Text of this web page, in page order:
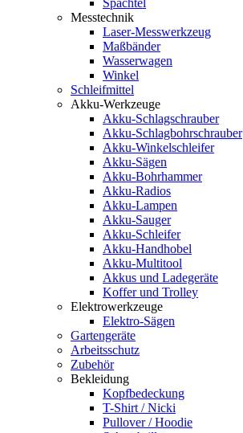
Spachtel
Messtechnik
Laser-Messwerkzeug
Maßbänder
Wasserwagen
Winkel
Schleifmittel
Akku-Werkzeuge
Akku-Schlagschrauber
Akku-Schlagbohrschrauber
Akku-Winkelschleifer
Akku-Sägen
Akku-Bohrhammer
Akku-Radios
Akku-Lampen
Akku-Sauger
Akku-Schleifer
Akku-Handhobel
Akku-Multitool
Akkus und Ladegeräte
Koffer und Trolley
Elektrowerkzeuge
Elektro-Sägen
Gartengeräte
Arbeitsschutz
Zubehör
Bekleidung
Kopfbedeckung
T-Shirt / Nicki
Pullover / Hoodie